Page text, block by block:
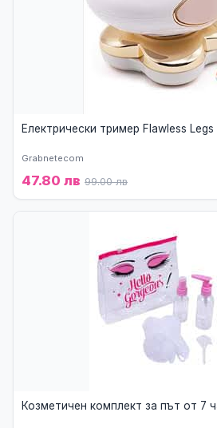
Електрически тример Flawless Legs
Grabnetecom
47.80 лв 99.00 лв
Козметичен комплект за път от 7